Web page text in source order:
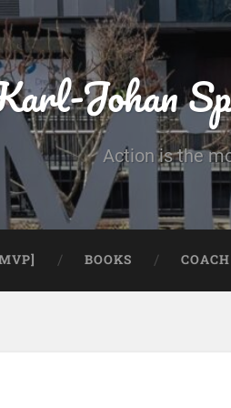
Johan
Action is the
BOOKS COACH